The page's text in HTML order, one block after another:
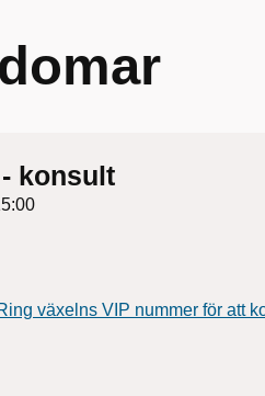
konsult
växelns VIP nummer för att